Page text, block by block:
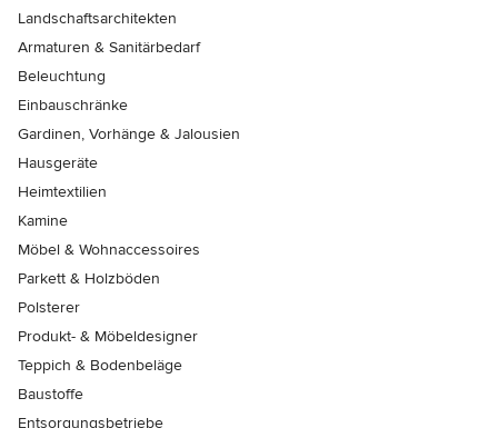
Landschaftsarchitekten
Armaturen & Sanitärbedarf
Beleuchtung
Einbauschränke
Gardinen, Vorhänge & Jalousien
Hausgeräte
Heimtextilien
Kamine
Möbel & Wohnaccessoires
Parkett & Holzböden
Polsterer
Produkt- & Möbeldesigner
Teppich & Bodenbeläge
Baustoffe
Entsorgungsbetriebe